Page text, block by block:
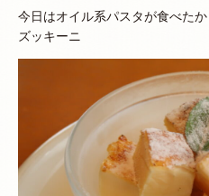
今日はオイル系パスタが食べた
ズッキーニ